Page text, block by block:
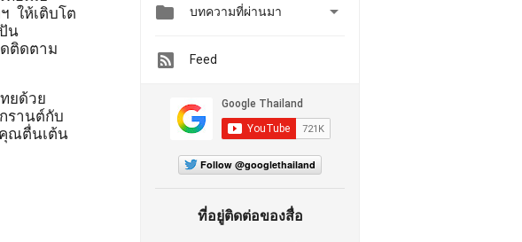
ให้เติบโต
น
ติดตาม
ยด้วย
รานต์กับ
คุณตื่นเต้น
 บทความที่ผ่านมา 
Feed
Follow @googlethailand
ที่อยู่ติดต่อของสื่อ